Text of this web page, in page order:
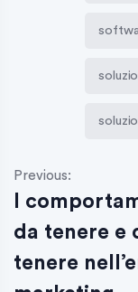
Previous:
I
da tenere e
tenere